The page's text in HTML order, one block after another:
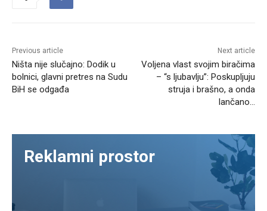
Previous article
Ništa nije slučajno: Dodik u
bolnici, glavni pretres na Sudu
BiH se odgađa
Next article
Voljena vlast svojim biračima
– “s ljubavlju”: Poskupljuju
struja i brašno, a onda
lančano…
Reklamni prostor